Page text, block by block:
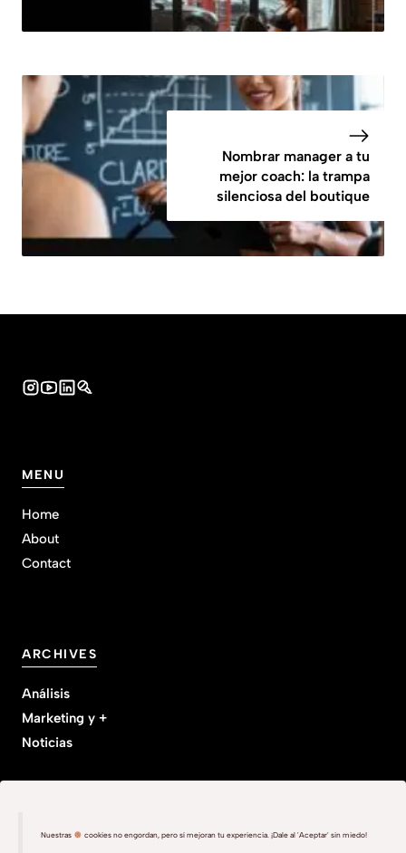
Nuestras cookies no engordan, pero sí mejoran tu experiencia. ¡Dale al 'Aceptar' sin miedo!
Nombrar manager a tu
mejor coach: la trampa
silenciosa del boutique
MENU
Home
About
Contact
ARCHIVES
Análisis
Marketing y +
Noticias